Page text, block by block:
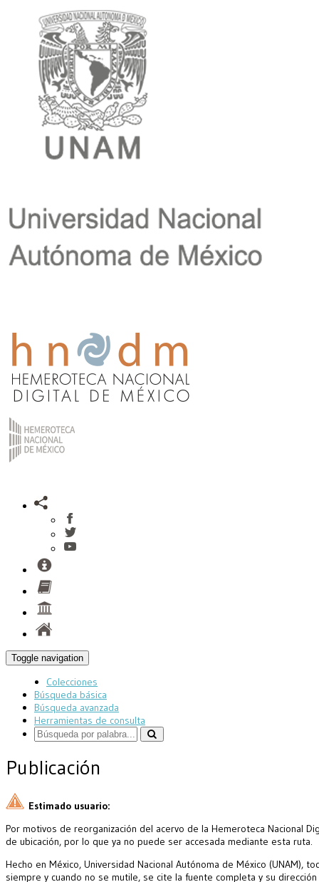
Toggle navigation
Colecciones
Búsqueda básica
Búsqueda avanzada
Herramientas de consulta
Publicación
Estimado usuario:
Por motivos de reorganización del acervo de la Hemeroteca Nacional
de ubicación, por lo que ya no puede ser accesada mediante esta ruta.
Hecho en México, Universidad Nacional Autónoma de México
siempre y cuando no se mutile, se cite la fuente completa y su